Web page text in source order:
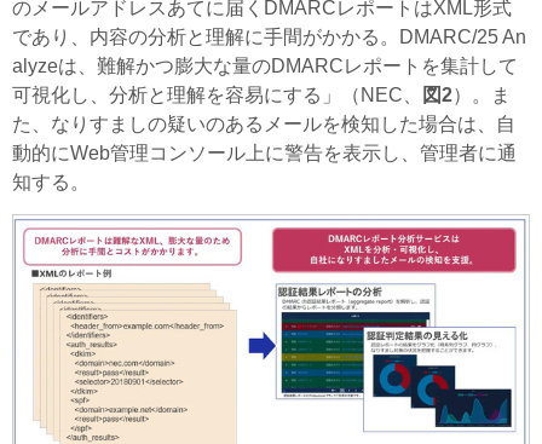
のメールアドレスあてに届くDMARCレポートはXML形式
であり、内容の分析と理解に手間がかかる。DMARC/25 An
alyzeは、難解かつ膨大な量のDMARCレポートを集計して
可視化し、分析と理解を容易にする」（NEC、
図2）。ま
た、なりすましの疑いのあるメールを検知した場合は、自
動的にWeb管理コンソール上に警告を表示し、管理者に通
知する。